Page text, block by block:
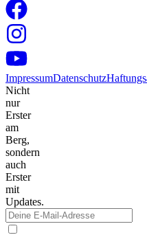
ImpressumDatenschutz
Nicht
nur
Erster
am
Berg,
sondern
auch
Erster
mit
Updates.